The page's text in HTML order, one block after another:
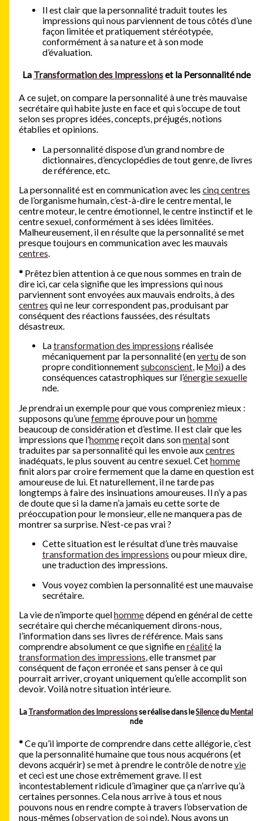
Il est clair que la personnalité traduit toutes les
impressions qui nous parviennent de tous côtés d’une
façon limitée et pratiquement stéréotypée,
conformément à sa nature et à son mode
d’évaluation.
La Transformation des Impressionset la Personnalité nde
A ce sujet, on compare la personnalité à une très mauvaise
secrétaire qui habite juste en face et qui s’occupe de tout
selon ses propres idées, concepts, préjugés, notions
établies et opinions.
La personnalité dispose d’un grand nombre de
dictionnaires, d’encyclopédies de tout genre, de livres
de référence, etc.
La personnalité est en communication avec les cinq centres
de l’organisme humain, c’est-à-dire le centre mental, le
centre moteur, le centre émotionnel, le centre instinctif et le
centre sexuel, conformément à ses idées limitées.
Malheureusement, il en résulte que la personnalité se met
presque toujours en communication avec les mauvais
centres.
*Prêtez bien attention à ce que nous sommes en train de
dire ici, car cela signifie que les impressions qui nous
parviennent sont envoyées aux mauvais endroits, à des
centres qui ne leur correspondent pas, produisant par
conséquent des réactions faussées, des résultats
désastreux.
Latransformation des impressions réalisée
mécaniquement par la personnalité (envertude son
propre conditionnementsubconscient, le Moi) a des
conséquences catastrophiques sur l’énergie sexuelle
nde.
Je prendrai un exemple pour que vous compreniez mieux :
supposons qu’unefemmeéprouve pour unhomme
beaucoup de considération et d’estime. Il est clair que les
impressions que l’hommereçoit dans sonmentalsont
traduites par sa personnalité qui les envoie auxcentres
inadéquats, le plus souvent au centre sexuel. Cethomme
finit alors par croire fermement que la dame en question est
amoureuse de lui. Et naturellement, il ne tarde pas
longtemps à faire des insinuations amoureuses. Il n’y a pas
de doute que si la dame n’a jamais eu cette sorte de
préoccupation pour le monsieur, elle ne manquera pas de
montrer sa surprise. N’est-ce pas vrai ?
Cette situation est le résultat d’une très mauvaise
transformation des impressions ou pour mieux dire,
une traduction des impressions.
Vous voyez combien la personnalité est une mauvaise
secrétaire.
La vie de n’importe quelhommedépend en général de cette
secrétaire qui cherche mécaniquement dirons-nous,
l’information dans ses livres de référence. Mais sans
comprendre absolument ce que signifie enréalitéla
transformation des impressions, elle transmet par
conséquent de façon erronée et sans penser à ce qui
pourrait arriver, croyant uniquement qu’elle accomplit son
devoir. Voilà notre situation intérieure.
LaTransformation des Impressionsse réalise dans leSilenceduMental
nde
*Ce qu’il importe de comprendre dans cette allégorie, c’est
que la personnalité humaine que tous nous acquérons (et
devons acquérir) se met à prendre le contrôle de notrevie
et ceci est une chose extrêmement grave. Il est
incontestablement ridicule d’imaginer que ça n’arrive qu’à
certaines personnes. Cela nous arrive à tous et nous
pouvons nous en rendre compte à travers l’observation de
nous-mêmes (observation de soinde). Nous avons un